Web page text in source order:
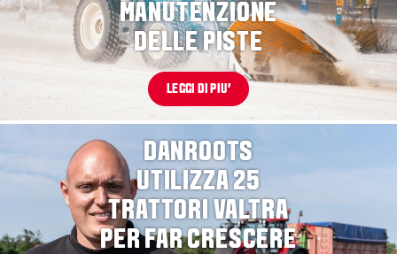
MANUTENZIONE
DELLE PISTE
LEGGI DI PIU'
DANROOTS
UTILIZZA 25
TRATTORI VALTRA
PER FAR CRESCERE